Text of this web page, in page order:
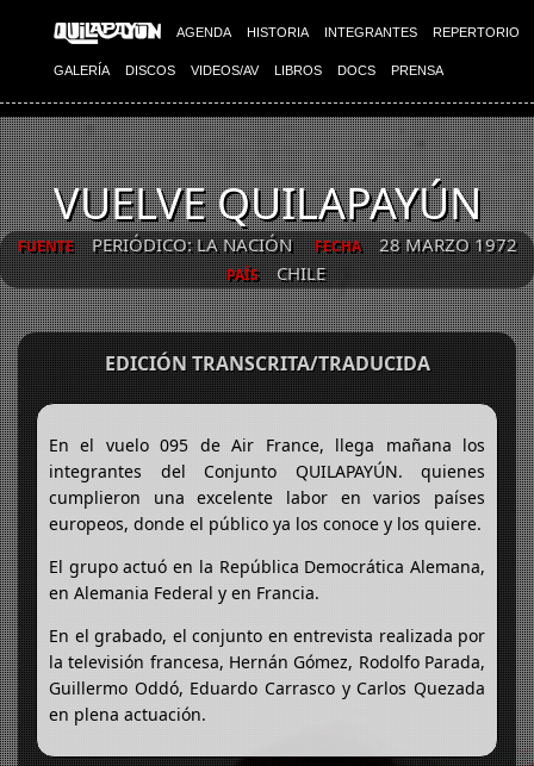
AGENDA HISTORIA INTEGRANTES REPERTORIO
GALERÍA DISCOS VIDEOS/AV LIBROS DOCS PRENSA
VUELVE QUILAPAYÚN
FUENTE PERIÓDICO: LA NACIÓN FECHA 28 MARZO 1972
PAÍS CHILE
EDICIÓN TRANSCRITA/TRADUCIDA
En el vuelo 095 de Air France, llega mañana los
integrantes del Conjunto QUILAPAYÚN. quienes
cumplieron una excelente labor en varios países
europeos, donde el público ya los conoce y los quiere.
El grupo actuó en la República Democrática Alemana,
en Alemania Federal y en Francia.
En el grabado, el conjunto en entrevista realizada por
la televisión francesa, Hernán Gómez, Rodolfo Parada,
Guillermo Oddó, Eduardo Carrasco y Carlos Quezada
en plena actuación.